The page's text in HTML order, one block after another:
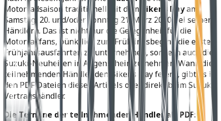
Motorradsaison traditionell mit dem Biker’s Dayam
Samstag, 20. und/oder Sonntag 21. März 2010 bei seinen
Händlern. Das ist nicht nur die Gelegenheit für die
Motorradfans, pünktlich zum Frühlingsbeginn die ersten
Frühjahrsausfahrten zu unternehmen, sondern auch die
Suzuki-Neuheiten in Augenschein zu nehmen. Wann die
teilnehmenden Händler den Biker’s Day feiern, gibt es in
den PDF Dateien dieses Artikels oder direkt beim Suzuki-
Vertragshändler.
Die Termine der teilnehmenden Händler als PDF: